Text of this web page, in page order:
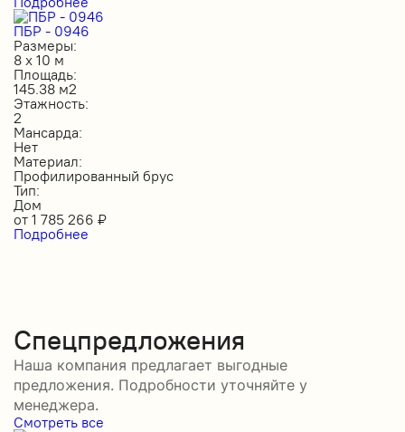
ПБР - 0946
Размеры:
8 х 10 м
Площадь:
145.38 м2
Этажность:
2
Мансарда:
Нет
Материал:
Профилированный брус
Тип:
Дом
от 1 785 266 ₽
Подробнее
Спецпредложения
Наша компания предлагает выгодные
предложения. Подробности уточняйте у
менеджера.
Смотреть все